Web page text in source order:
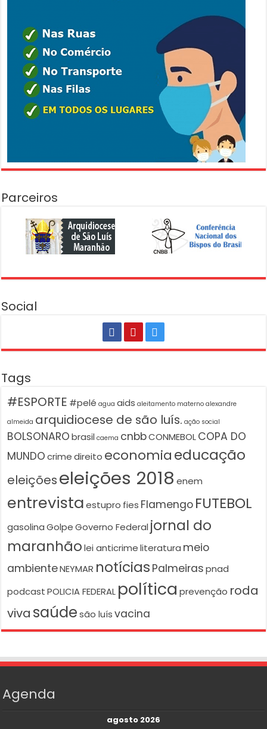
Parceiros
Social
Tags
#ESPORTE #pelé agua aids aleitamento materno alexandre
almeida arquidiocese de são luís. ação social
BOLSONARO brasil caema cnbbCONMEBOLCOPA DO
MUNDO crime direito economiaeducação
eleiçõeseleições 2018 enem
entrevista estupro fies Flamengo FUTEBOL
gasolina Golpe Governo Federal jornal do
maranhão lei anticrime literatura meio
ambienteNEYMAR notícias Palmeiras pnad
podcast POLICIA FEDERAL política prevenção roda
viva saúde são luís vacina
Agenda
agosto 2026